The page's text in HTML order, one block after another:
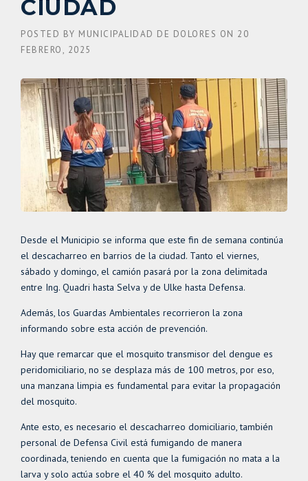
CIUDAD
POSTED BY MUNICIPALIDAD DE DOLORES ON 20
FEBRERO, 2025
Desde el Municipio se informa que este fin de semana continúa
el descacharreo en barrios de la ciudad. Tanto el viernes,
sábado y domingo, el camión pasará por la zona delimitada
entre Ing. Quadri hasta Selva y de Ulke hasta Defensa.
Además, los Guardas Ambientales recorrieron la zona
informando sobre esta acción de prevención.
Hay que remarcar que el mosquito transmisor del dengue es
peridomiciliario, no se desplaza más de 100 metros, por eso,
una manzana limpia es fundamental para evitar la propagación
del mosquito.
Ante esto, es necesario el descacharreo domiciliario, también
personal de Defensa Civil está fumigando de manera
coordinada, teniendo en cuenta que la fumigación no mata a la
larva y solo actúa sobre el 40 % del mosquito adulto.